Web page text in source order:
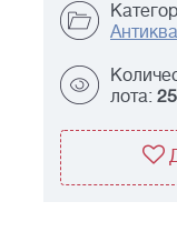
лота: